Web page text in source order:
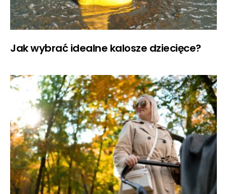
Jak wybrać idealne kalosze dziecięce?